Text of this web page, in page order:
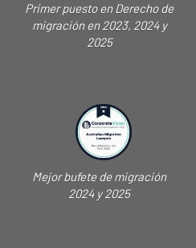
Primer puesto en Derecho de
migración en 2023, 2024 y
2025
Mejor bufete de migración
2024 y 2025